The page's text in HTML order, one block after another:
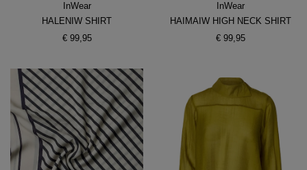
InWear
HALENIW SHIRT
€ 99,95
InWear
HAIMAIW HIGH NECK SHIRT
€ 99,95